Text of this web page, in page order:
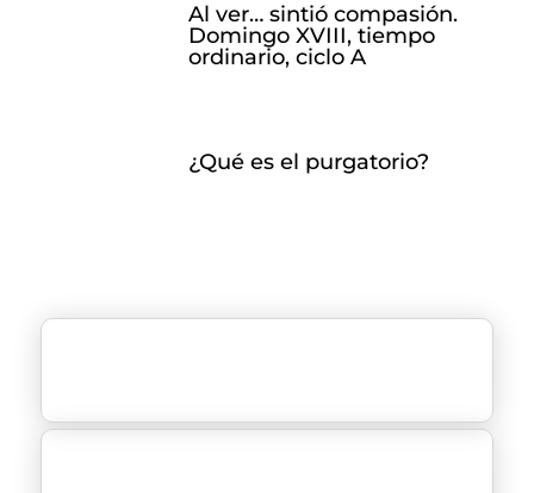
Al ver… sintió compasión.
Domingo XVIII, tiempo
ordinario, ciclo A
¿Qué es el purgatorio?